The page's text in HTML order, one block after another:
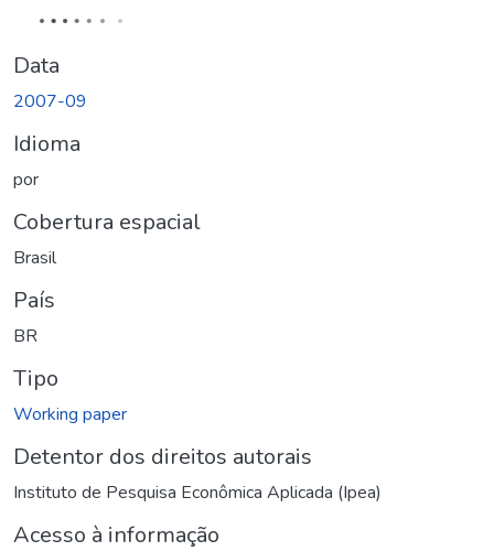
Data
2007-09
Idioma
por
Cobertura espacial
Brasil
País
BR
Tipo
Working paper
Detentor dos direitos autorais
Instituto de Pesquisa Econômica Aplicada (Ipea)
Acesso à informação